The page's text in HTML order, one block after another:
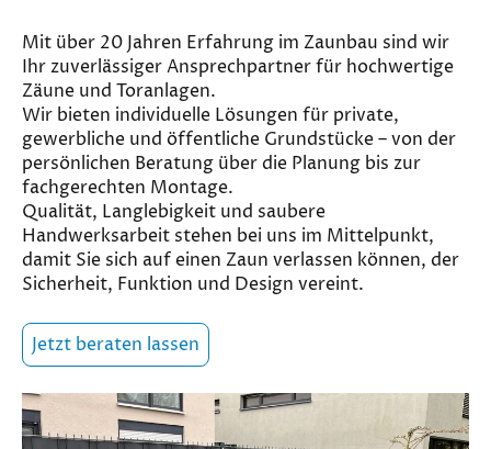
Mit über 20 Jahren Erfahrung im Zaunbau sind wir
Ihr zuverlässiger Ansprechpartner für hochwertige
Zäune und Toranlagen.
Wir bieten individuelle Lösungen für private,
gewerbliche und öffentliche Grundstücke – von der
persönlichen Beratung über die Planung bis zur
fachgerechten Montage.
Qualität, Langlebigkeit und saubere
Handwerksarbeit stehen bei uns im Mittelpunkt,
damit Sie sich auf einen Zaun verlassen können, der
Sicherheit, Funktion und Design vereint.
Jetzt beraten lassen